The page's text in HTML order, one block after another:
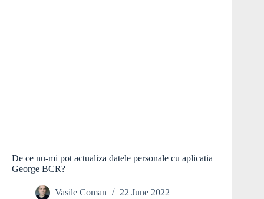
De ce nu-mi pot actualiza datele personale cu aplicatia
George BCR?
Vasile Coman 22 June 2022